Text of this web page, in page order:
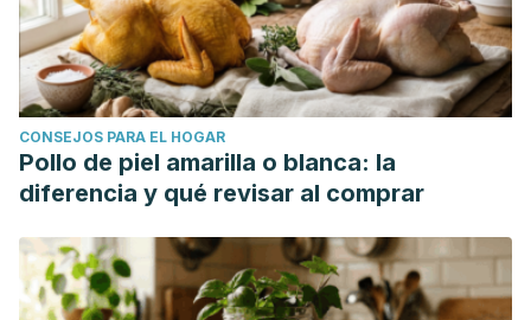
CONSEJOS PARA EL HOGAR
Pollo de piel amarilla o blanca: la
diferencia y qué revisar al comprar